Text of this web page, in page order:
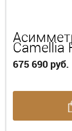
Camellia
675 690 руб.